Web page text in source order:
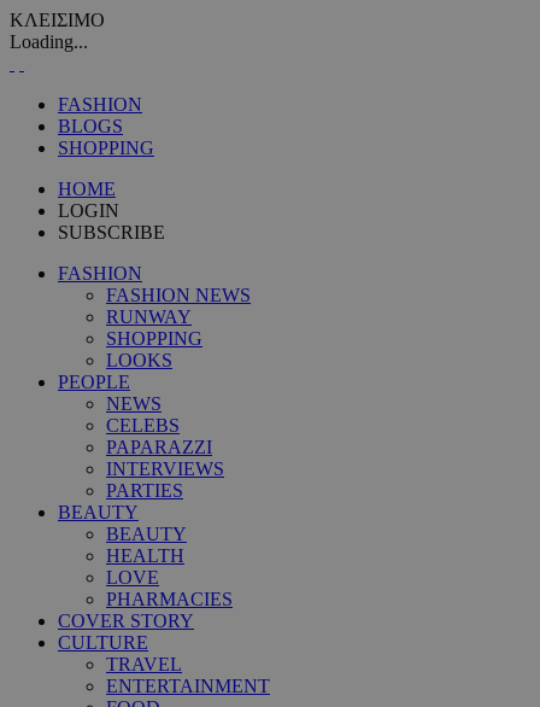
ΚΛΕΙΣΙΜΟ
Loading...
FASHION
BLOGS
SHOPPING
HOME
LOGIN
SUBSCRIBE
FASHION
FASHION NEWS
RUNWAY
SHOPPING
LOOKS
PEOPLE
NEWS
CELEBS
PAPARAZZI
INTERVIEWS
PARTIES
BEAUTY
BEAUTY
HEALTH
LOVE
PHARMACIES
COVER STORY
CULTURE
TRAVEL
ENTERTAINMENT